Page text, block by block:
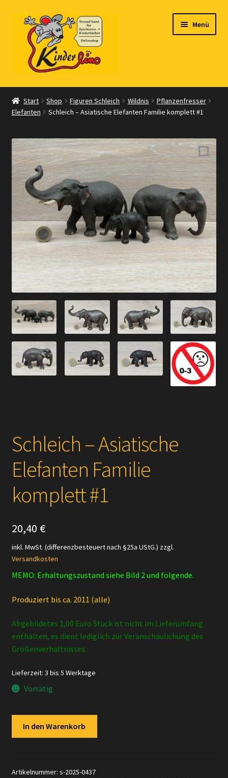
Navigation
springen
Zum
Inhalt
springen
Menü
Start
Vertrag widerrufen
Shop
Warenkorb
Kasse
Zahlungsarten
Versandarten
Kontakt
AGB
Widerrufsbelehrung
Datenschutzerklärung
Start Shop Figuren Schleich Wildnis
Pflanzenfresser
Elefanten
Schleich – Asiatische Elefanten Familie komplett #1
Schleich – Asiatische
Elefanten Familie
komplett #1
20,40 €
inkl. MwSt. (differenzbesteuert nach §25a UStG.) zzgl.
Versandkosten
MEMO: Erhaltungszustand siehe Bild 2 und folgende.
Produziert bis ca. 2011 (alle)
Abgebildetes 1,00 Euro Stück ist nicht im Lieferumfang
enthalten, es dient lediglich zur Veranschaulichung des
Größenverhältnisses.
Lieferzeit: 3 bis 5 Werktage
Vorrätig
Familie
In den Warenkorb
Artikelnummer: s-2025-0437